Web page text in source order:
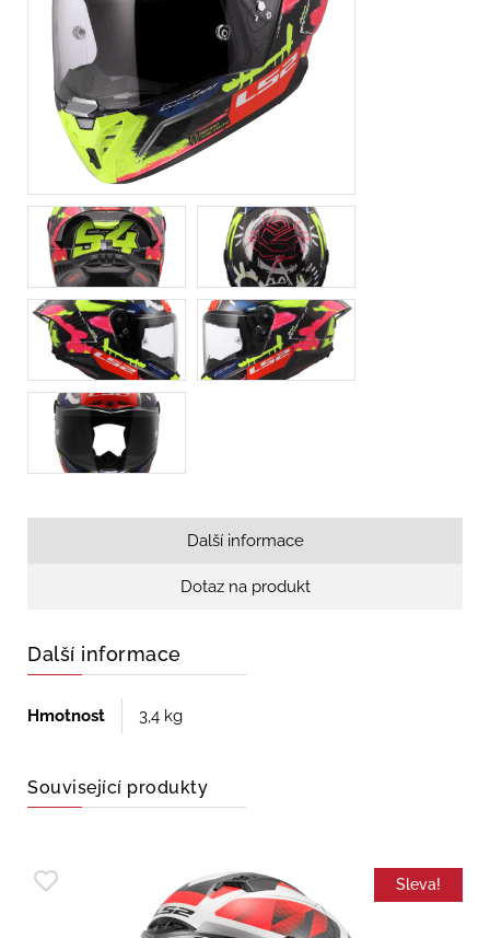
Další informace
Dotaz na produkt
Další informace
Hmotnost 3,4 kg
Související produkty
Sleva!